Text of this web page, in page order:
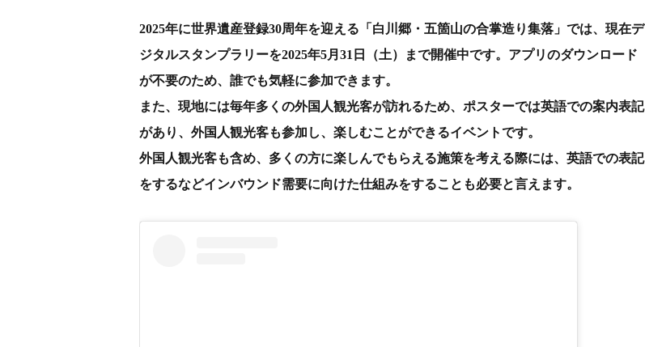
2025年に世界遺産登録30周年を迎える「白川郷・五箇山の合掌造り集落」では、現在デ
ジタルスタンプラリーを2025年5月31日（土）まで開催中です。アプリのダウンロード
が不要のため、誰でも気軽に参加できます。
また、現地には毎年多くの外国人観光客が訪れるため、ポスターでは英語での案内表記
があり、外国人観光客も参加し、楽しむことができるイベントです。
外国人観光客も含め、多くの方に楽しんでもらえる施策を考える際には、英語での表記
をするなどインバウンド需要に向けた仕組みをすることも必要と言えます。